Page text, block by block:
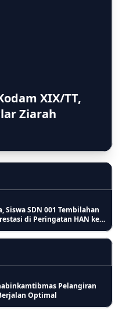
XIX/TT,
Ziarah
Ketua MUI Inhil: Ini
SDN 001 Tembilahan
di Peringatan HAN ke-
Pelangiran
Optimal